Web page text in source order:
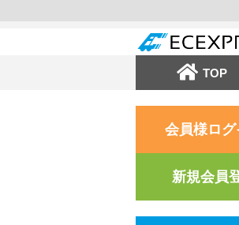
TOP
会員様ログ
新規会員